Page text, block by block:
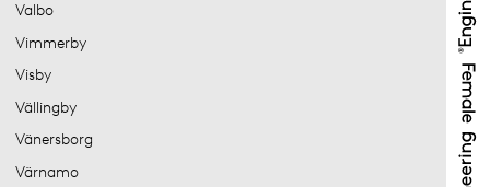
Valbo
Vimmerby
Visby
Vällingby
Vänersborg
Värnamo